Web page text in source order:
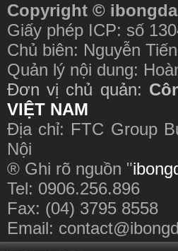
Copyright ©
Giấy phép ICP: số
Chủ biên: Nguyễn
Quản lý nội dung:
Đơn vị chủ quản:
VIỆT NAM
Địa chỉ: FTC Group
Nội
® Ghi rõ nguồn "
Tel: 0906.256.896
Fax: (04) 3795 8558
Email: